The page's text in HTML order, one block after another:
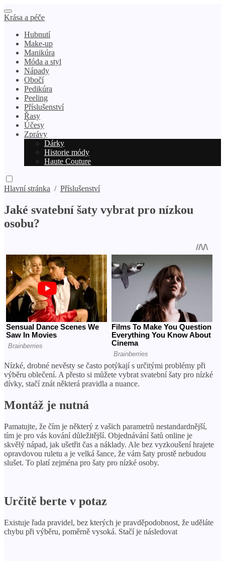
Krása a péče
Hubnutí
Make-up
Manikúra
Móda a styl
Nápady
Obočí
Pedikúra
Peeling
Příslušenství
Řasy
Účesy
Zprávy
Dárky
Historie módy
Haute Couture
Hlavní stránka / Příslušenství
Jaké svatební šaty vybrat pro nízkou
osobu?
Nízké, drobné nevěsty se často potýkají s určitými problémy při
výběru oblečení. A přesto si můžete vybrat svatební šaty pro nízké
dívky, stačí znát některá pravidla a nuance.
Montáž je nutná
Pamatujte, že čím je některý z vašich parametrů nestandardnější,
tím je pro vás kování důležitější. Objednávání šatů online je
skvělý nápad, jak ušetřit čas a náklady. Ale bez vyzkoušení hrajete
opravdovou ruletu a je velká šance, že vám šaty prostě nebudou
slušet. To platí zejména pro šaty pro nízké osoby.
Určitě berte v potaz
Existuje řada pravidel, bez kterých je pravděpodobnost, že uděláte
chybu při výběru, poměrně vysoká. Stačí je následovat